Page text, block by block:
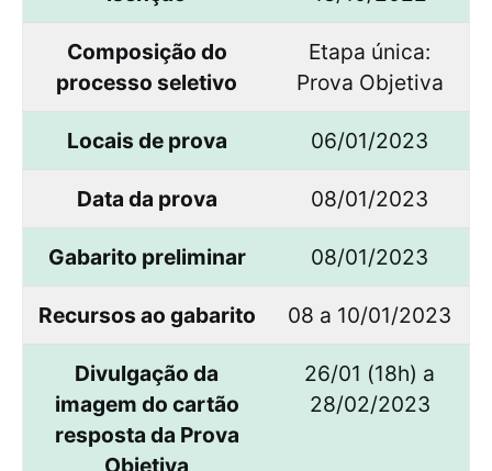
Composição do
processo seletivo
Etapa única:
Prova Objetiva
Locais de prova 06/01/2023
Data da prova 08/01/2023
Gabarito preliminar 08/01/2023
Recursos ao gabarito 08 a 10/01/2023
Divulgação da
imagem do cartão
resposta da Prova
26/01 (18h) a
28/02/2023